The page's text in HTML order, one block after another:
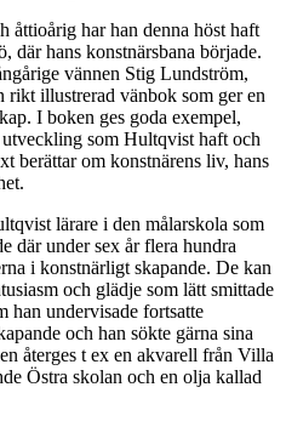
åttioårig har han denna höst haft
där hans konstnärsbana började.
vännen Stig Lundström,
illustrerad vänbok som ger en
I boken ges goda exempel,
som Hultqvist haft och
berättar om konstnärens liv, hans
lärare i den målarskola som
där under sex år flera hundra
i konstnärligt skapande. De kan
och glädje som lätt smittade
han undervisade fortsatte
och han sökte gärna sina
återges t ex en akvarell från Villa
Östra skolan och en olja kallad